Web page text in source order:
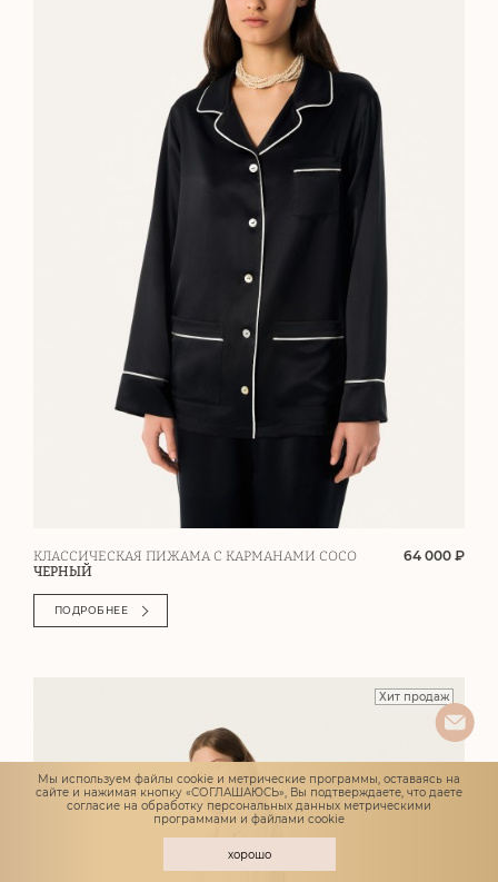
КЛАССИЧЕСКАЯ ПИЖАМА С КАРМАНАМИ COCO
ЧЕРНЫЙ
64 000 ₽
ПОДРОБНЕЕ
Хит продаж
Мы используем файлы cookie и метрические программы, оставаясь на
сайте и нажимая кнопку «СОГЛАШАЮСЬ», Вы подтверждаете, что даете
согласие на обработку персональных данных метрическими
программами и файлами cookie
хорошо